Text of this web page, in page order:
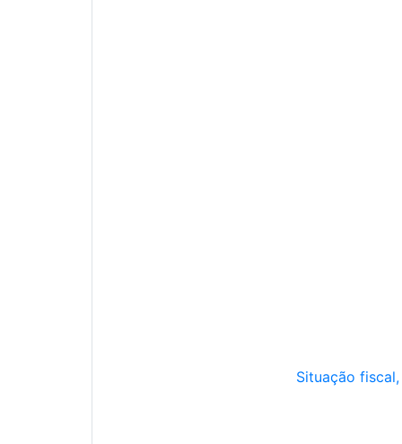
Situação